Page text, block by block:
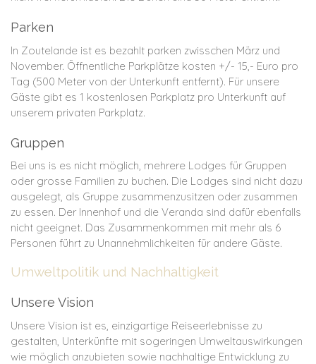
Parken
In Zoutelande ist es bezahlt parken zwisschen März und
November. Öffnentliche Parkplätze kosten +/- 15,- Euro pro
Tag (500 Meter von der Unterkunft entfernt). Für unsere
Gäste gibt es 1 kostenlosen Parkplatz pro Unterkunft auf
unserem privaten Parkplatz.
Gruppen
Bei uns is es nicht möglich, mehrere Lodges für Gruppen
oder grosse Familien zu buchen. Die Lodges sind nicht dazu
ausgelegt, als Gruppe zusammenzusitzen oder zusammen
zu essen. Der Innenhof und die Veranda sind dafür ebenfalls
nicht geeignet. Das Zusammenkommen mit mehr als 6
Personen führt zu Unannehmlichkeiten für andere Gäste.
Umweltpolitik und Nachhaltigkeit
Unsere Vision
Unsere Vision ist es, einzigartige Reiseerlebnisse zu
gestalten, Unterkünfte mit sogeringen Umweltauswirkungen
wie möglich anzubieten sowie nachhaltige Entwicklung zu